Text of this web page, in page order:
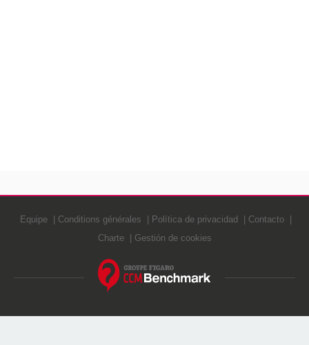
Equipe Conditions générales Política de privacidad
Contacto
Charte
Gestión de cookies